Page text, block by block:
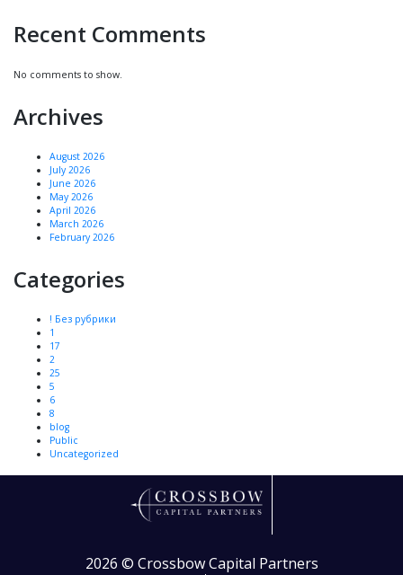
Recent Comments
No comments to show.
Archives
August 2026
July 2026
June 2026
May 2026
April 2026
March 2026
February 2026
Categories
! Без рубрики
1
17
2
25
5
6
8
blog
Public
Uncategorized
2026 © Crossbow Capital Partners